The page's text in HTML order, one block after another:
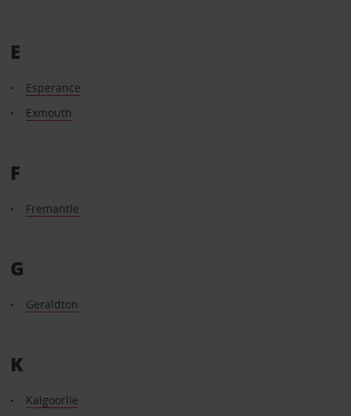
E
Esperance
Exmouth
F
Fremantle
G
Geraldton
K
Kalgoorlie